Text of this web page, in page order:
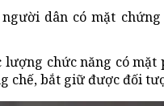
dân có mặt
chức năng có
chế, bắt giữ được đối